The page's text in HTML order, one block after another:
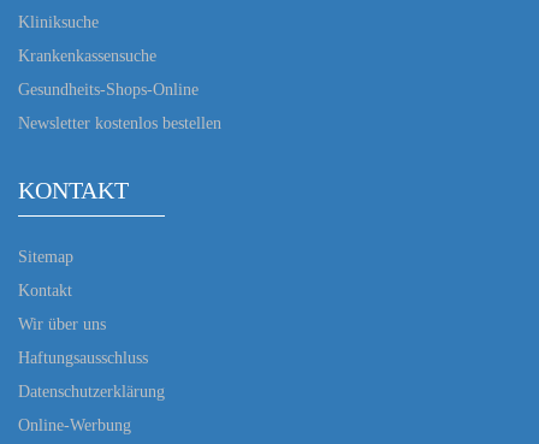
Kliniksuche
Krankenkassensuche
Gesundheits-Shops-Online
Newsletter kostenlos bestellen
KONTAKT
Sitemap
Kontakt
Wir über uns
Haftungsausschluss
Datenschutzerklärung
Online-Werbung